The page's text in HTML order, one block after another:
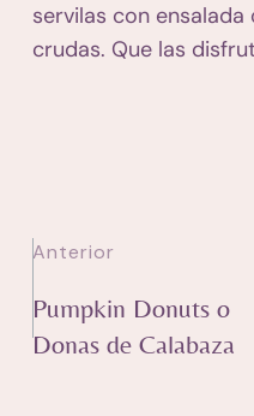
servilas con
crudas. Que las
Anterior
Pumpkin Donuts o
Donas de Calabaza